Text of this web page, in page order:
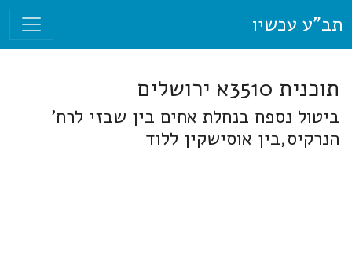
תב"ע עכשיו
תוכנית 3510א ירושלים
ביטול נספח בנחלת אחים בין שבזי לרח'
הנרקיס,בין אוסישקין ללוד